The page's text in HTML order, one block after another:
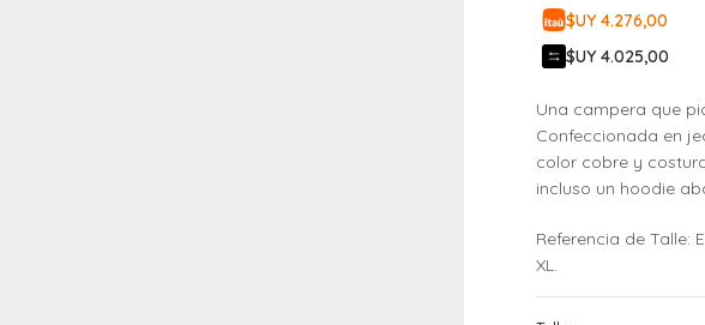
$UY 4.276,00
$UY 4.025,00
Una campera que
Confeccionada en
color cobre y
incluso un hoodie
Referencia de Talle:
XL.